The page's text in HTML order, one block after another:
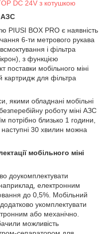
DC 24V з котушкою
АЗС
PIUSI BOX PRO є наявність
6-ти метрового рукава
і фільтра
з функцією
поставки мобільного міні
картридж для фільтра
якими обладнані мобільні
роботу міні АЗС
потрібно близько 1 години,
30 хвилин можна
мобільного міні
доукомплектувати
електронним
до 0,5%. Мобільний
укомплектувати
або механічно.
можливість